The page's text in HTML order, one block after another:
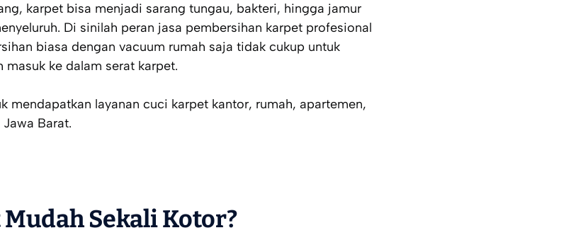
karpet bisa menjadi sarang tungau, bakteri, hingga jamur
Di sinilah peran jasa pembersihan karpet profesional
biasa dengan vacuum rumah saja tidak cukup untuk
ke dalam serat karpet.
mendapatkan layanan cuci karpet kantor, rumah, apartemen,
Barat.
Sekali Kotor?